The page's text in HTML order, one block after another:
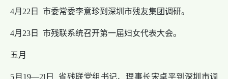
4月22日 市委常委李意珍到深圳市残友集团调研。
4月23日 市残联系统召开第一届妇女代表大会。
五月
5月19—2l日 省残联党组书记、理事长宋卓平到深圳市调